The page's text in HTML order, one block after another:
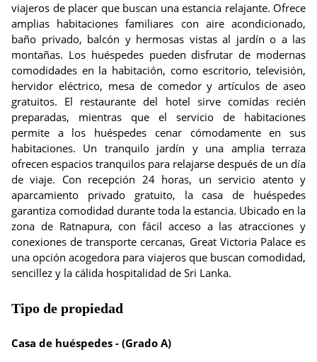
viajeros de placer que buscan una estancia relajante. Ofrece
amplias habitaciones familiares con aire acondicionado,
baño privado, balcón y hermosas vistas al jardín o a las
montañas. Los huéspedes pueden disfrutar de modernas
comodidades en la habitación, como escritorio, televisión,
hervidor eléctrico, mesa de comedor y artículos de aseo
gratuitos. El restaurante del hotel sirve comidas recién
preparadas, mientras que el servicio de habitaciones
permite a los huéspedes cenar cómodamente en sus
habitaciones. Un tranquilo jardín y una amplia terraza
ofrecen espacios tranquilos para relajarse después de un día
de viaje. Con recepción 24 horas, un servicio atento y
aparcamiento privado gratuito, la casa de huéspedes
garantiza comodidad durante toda la estancia. Ubicado en la
zona de Ratnapura, con fácil acceso a las atracciones y
conexiones de transporte cercanas, Great Victoria Palace es
una opción acogedora para viajeros que buscan comodidad,
sencillez y la cálida hospitalidad de Sri Lanka.
Tipo de propiedad
Casa de huéspedes - (Grado A)